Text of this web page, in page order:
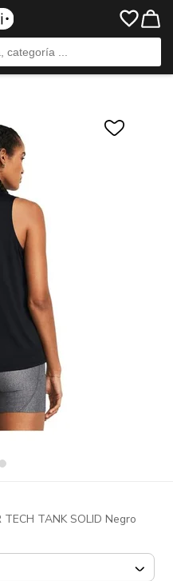
TANK SOLID Negro